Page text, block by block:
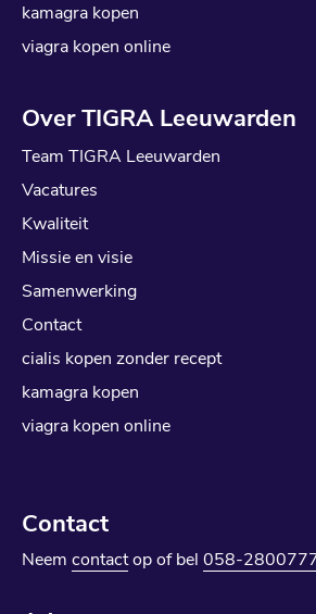
kamagra kopen
viagra kopen online
Over TIGRA Leeuwarden
Team TIGRA Leeuwarden
Vacatures
Kwaliteit
Missie en visie
Samenwerking
Contact
cialis kopen zonder recept
kamagra kopen
viagra kopen online
Contact
Neem contactop of bel 058-